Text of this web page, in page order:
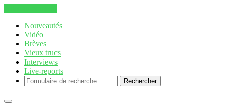
Nouveautés
Vidéo
Brèves
Vieux trucs
Interviews
Live-reports
Rechercher